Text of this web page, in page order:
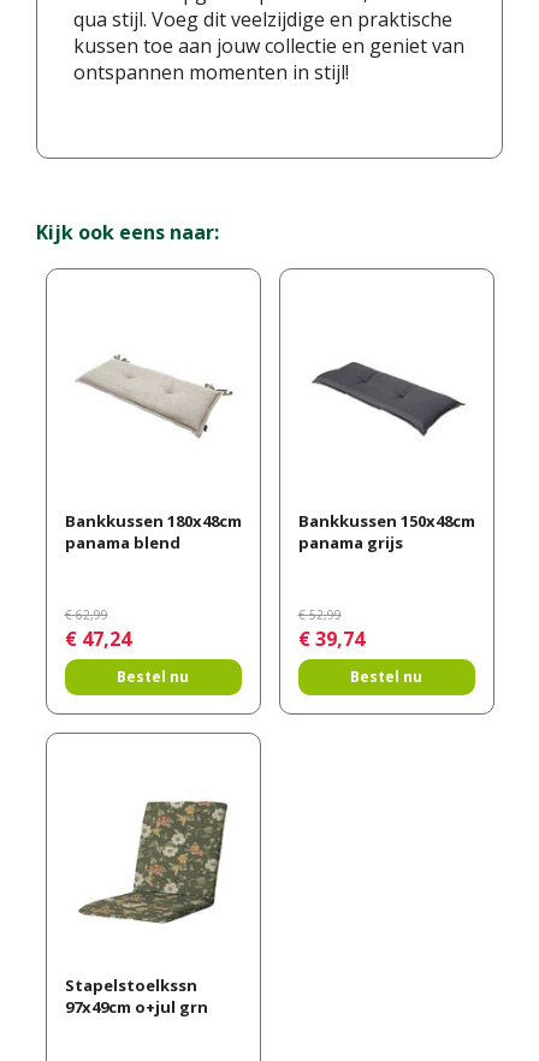
qua stijl. Voeg dit veelzijdige en praktische
kussen toe aan jouw collectie en geniet van
ontspannen momenten in stijl!
Kijk ook eens naar:
Bankkussen 180x48cm
panama blend
€ 62,99
€ 47,24
Bestel nu
Bankkussen 150x48cm
panama grijs
€ 52,99
€ 39,74
Bestel nu
Stapelstoelkssn
97x49cm o+jul grn